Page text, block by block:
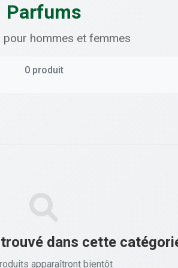
Parfums
pour hommes et femmes
0 produit
dans cette
apparaîtront bientôt